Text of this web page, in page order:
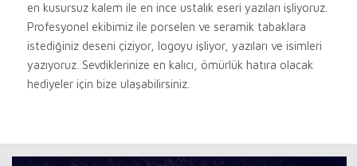
en kusursuz kalem ile en ince ustalık eseri yazıları işliyoruz.
Profesyonel ekibimiz ile porselen ve seramik tabaklara
istediğiniz deseni çiziyor, logoyu işliyor, yazıları ve isimleri
yazıyoruz. Sevdiklerinize en kalıcı, ömürlük hatıra olacak
hediyeler için bize ulaşabilirsiniz.